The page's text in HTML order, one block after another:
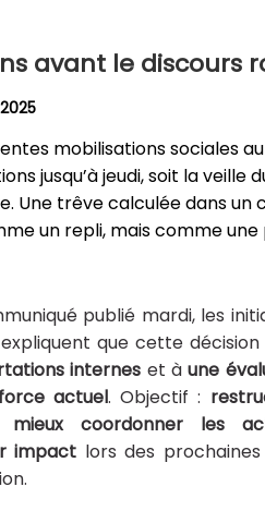
avant le discours
mobilisations sociales
jusqu’à jeudi, soit la veille
Une trêve calculée dans un
un repli, mais comme une
publié mardi, les
que cette
internes et àune
actuel. Objectif :
mieux coordonner les
impact lors des prochaines